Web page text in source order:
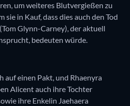
um weiteres Blutvergießen zu
sie in Kauf, dass dies auch den Tod
Glynn-Carney), der aktuell
bedeuten würde.
auf einen Pakt, und Rhaenyra
Alicent auch ihre Tochter
ihre Enkelin Jaehaera